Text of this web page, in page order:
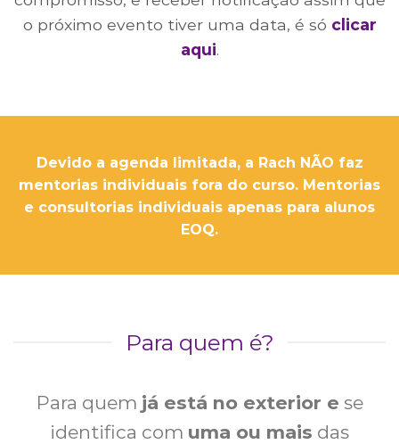
o próximo evento tiver uma data, é só clicar
aqui.
Devido a agenda limitada, a Rach NÃO faz
mentorias individuais fora do curso. Mentorias
e consultorias individuais apenas para alunos
EOQ.
Para quem é?
Para quem já está no exterior e se
identifica com uma ou mais das